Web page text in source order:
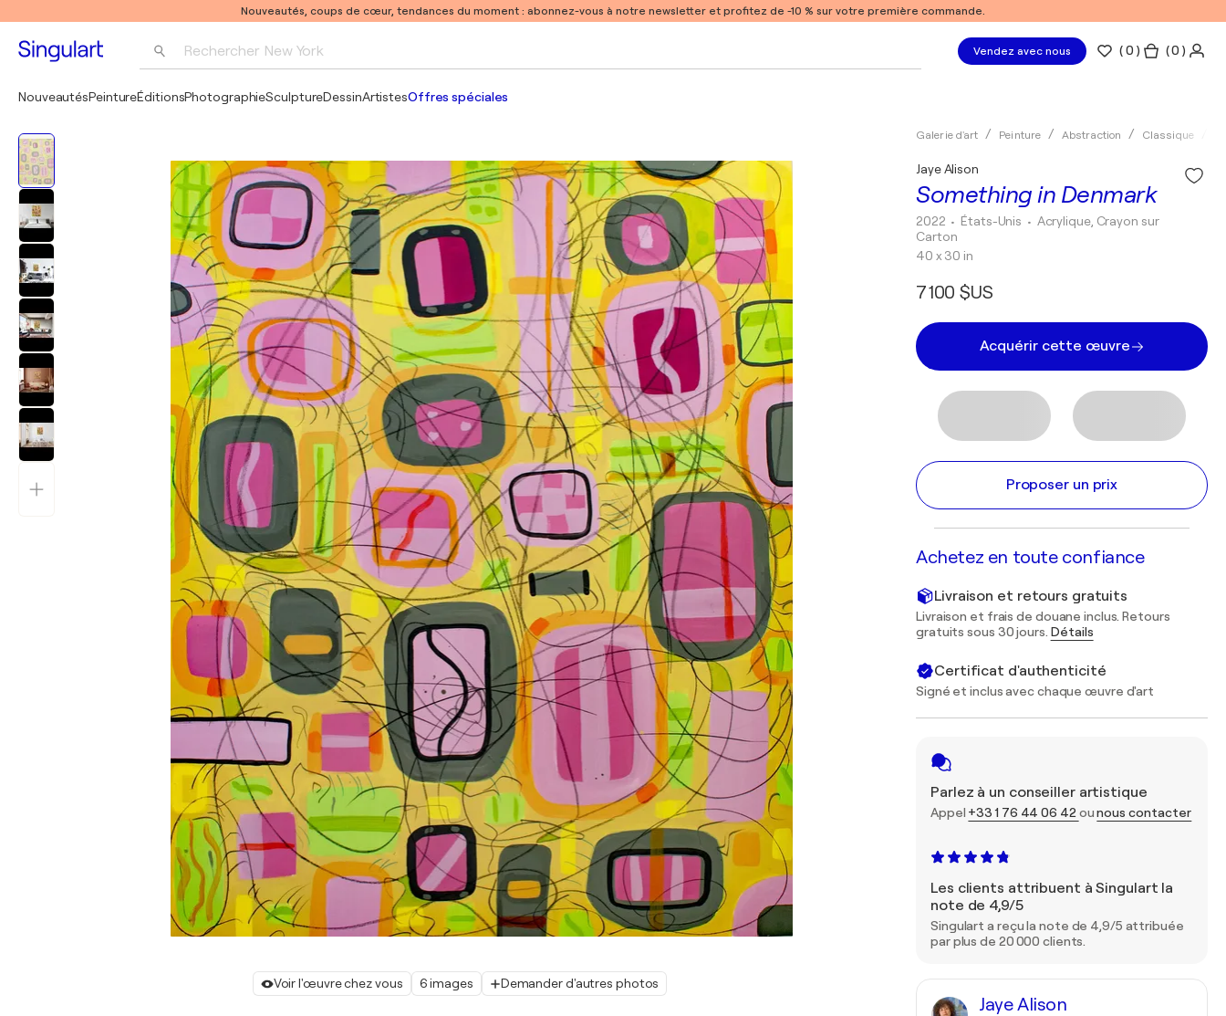
Nouveautés, coups de cœur, tendances du moment : abonnez-vous à notre newsletter et profitez de -10 % sur votre première commande.
Rechercher New York
Pablo Picasso
Vendez avec nous (0 ) ( 0 )
NouveautésPeintureÉditionsPhotographieSculptureDessinArtistesOffres spéciales
Voir l'œuvre chez vous 6 images Demander d'autres photos
Galerie d'art Peinture Abstraction Classique
Something in Denmark
Jaye Alison
2022 • États-Unis • Acrylique, Crayon sur
Carton
40 x 30 in
7 100 $US
Acquérir cette œuvre
Proposer un prix
Achetez en toute confiance
Livraison et retours gratuits
Livraison et frais de douane inclus. Retours
gratuits sous 30 jours. Détails
Certificat d'authenticité
Signé et inclus avec chaque œuvre d'art
Parlez à un conseiller artistique
Appel +33 1 76 44 06 42 ounous contacter
Les clients attribuent à Singulart la
note de 4,9/5
Singulart a reçu la note de 4,9/5 attribuée
par plus de 20 000 clients.
Jaye Alison